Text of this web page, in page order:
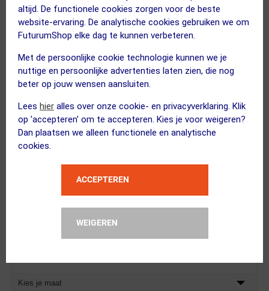
altijd. De functionele cookies zorgen voor de beste
website-ervaring. De analytische cookies gebruiken we om
FuturumShop elke dag te kunnen verbeteren.
Met de persoonlijke cookie technologie kunnen we je
nuttige en persoonlijke advertenties laten zien, die nog
beter op jouw wensen aansluiten.
Lees hier alles over onze cookie- en privacyverklaring. Klik
op 'accepteren' om te accepteren. Kies je voor weigeren?
Dan plaatsen we alleen functionele en analytische
cookies.
ACCEPTEREN
WEIGEREN
Lazer
BBB Cycling
FUTURUM
Kies je maat